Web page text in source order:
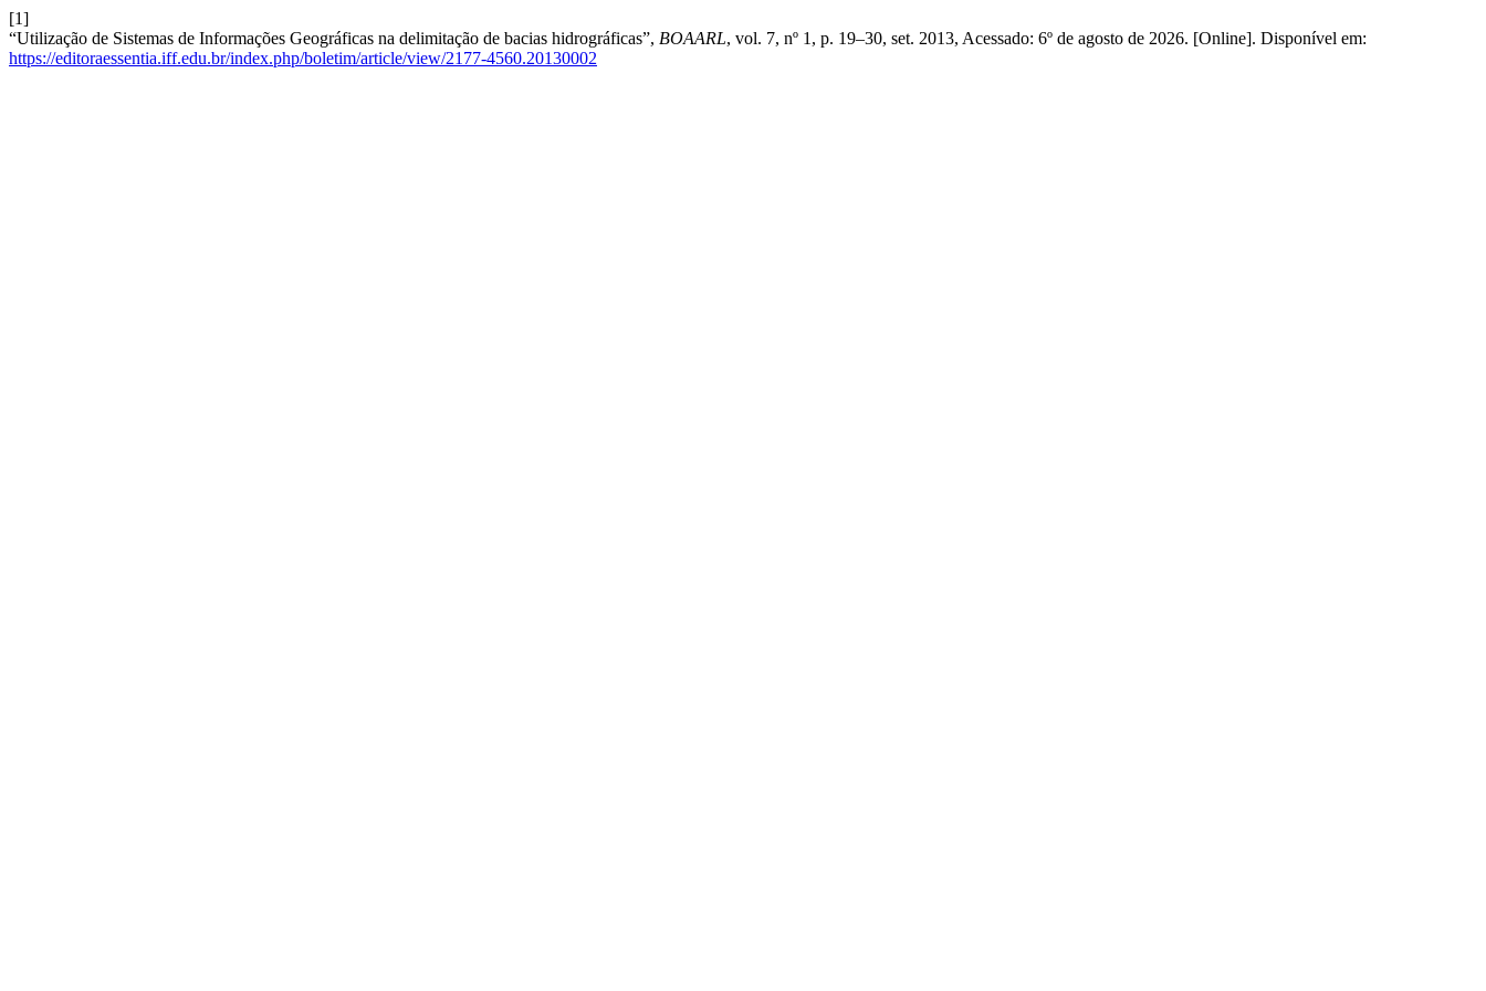
[1]
“Utilização de Sistemas de Informações Geográficas na delimitação de bacias hidrográficas”, BOAARL, vol. 7, nº 1, p. 19–30, set. 2013, Acessado: 6º de agosto de 2026. [Online]. Disponível em:
https://editoraessentia.iff.edu.br/index.php/boletim/article/view/2177-4560.20130002